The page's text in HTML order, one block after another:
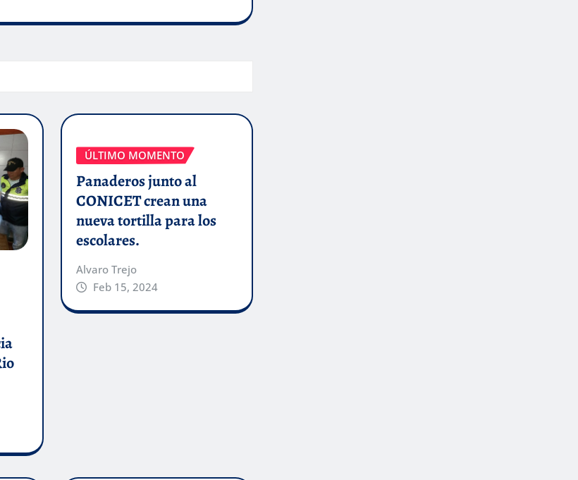
ÚLTIMO MOMENTO
Panaderos junto al
CONICET crean una
nueva tortilla para los
escolares.
Alvaro Trejo
Feb 15, 2024